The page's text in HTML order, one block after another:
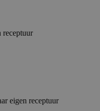
receptuur
eigen receptuur